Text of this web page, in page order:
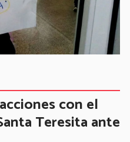
con el
Teresita ante